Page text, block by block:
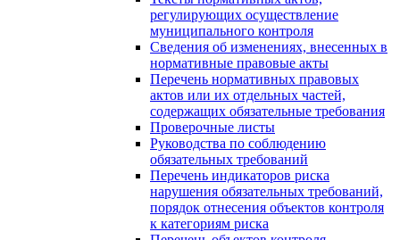
регулирующих осуществление
муниципального контроля
Сведения об изменениях, внесенных в
нормативные правовые акты
Перечень нормативных правовых
актов или их отдельных частей,
содержащих обязательные требования
Проверочные листы
Руководства по соблюдению
обязательных требований
Перечень индикаторов риска
нарушения обязательных требований,
порядок отнесения объектов контроля
к категориям риска